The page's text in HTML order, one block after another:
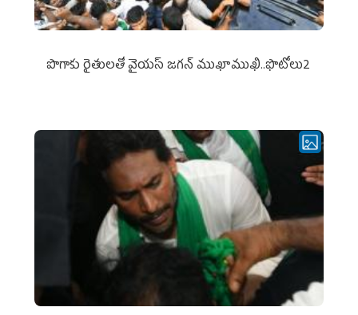
పొగాకు రైతుల‌తో వైయ‌స్ జ‌గ‌న్ ముఖాముఖి..ఫొటోలు2